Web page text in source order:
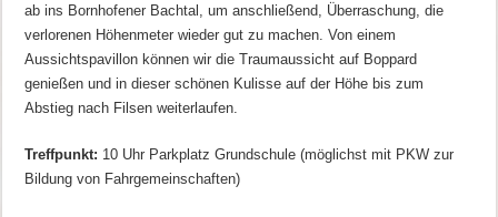
ab ins Bornhofener Bachtal, um anschließend, Überraschung, die
verlorenen Höhenmeter wieder gut zu machen. Von einem
Aussichtspavillon können wir die Traumaussicht auf Boppard
genießen und in dieser schönen Kulisse auf der Höhe bis zum
Abstieg nach Filsen weiterlaufen.
Treffpunkt: 10 Uhr Parkplatz Grundschule (möglichst mit PKW zur
Bildung von Fahrgemeinschaften)